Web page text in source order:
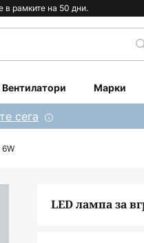
в рамките на 50 дни.
Вентилатори Марки
сега
LED лампа за